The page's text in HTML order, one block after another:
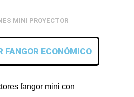
MINI PROYECTOR
FANGOR ECONÓMICO